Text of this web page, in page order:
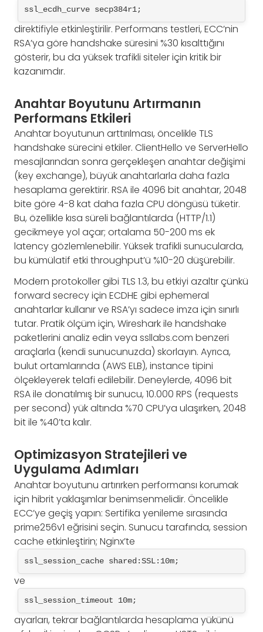
ssl_ecdh_curve secp384r1;
direktifiyle etkinleştirilir. Performans testleri, ECC’nin
RSA’ya göre handshake süresini %30 kısalttığını
gösterir, bu da yüksek trafikli siteler için kritik bir
kazanımdır.
Anahtar Boyutunu Artırmanın
Performans Etkileri
Anahtar boyutunun arttırılması, öncelikle TLS
handshake sürecini etkiler. ClientHello ve ServerHello
mesajlarından sonra gerçekleşen anahtar değişimi
(key exchange), büyük anahtarlarla daha fazla
hesaplama gerektirir. RSA ile 4096 bit anahtar, 2048
bite göre 4-8 kat daha fazla CPU döngüsü tüketir.
Bu, özellikle kısa süreli bağlantılarda (HTTP/1.1)
gecikmeye yol açar; ortalama 50-200 ms ek
latency gözlemlenebilir. Yüksek trafikli sunucularda,
bu kümülatif etki throughput’ü %10-20 düşürebilir.
Modern protokoller gibi TLS 1.3, bu etkiyi azaltır çünkü
forward secrecy için ECDHE gibi ephemeral
anahtarlar kullanır ve RSA’yı sadece imza için sınırlı
tutar. Pratik ölçüm için, Wireshark ile handshake
paketlerini analiz edin veya ssllabs.com benzeri
araçlarla (kendi sunucunuzda) skorlayın. Ayrıca,
bulut ortamlarında (AWS ELB), instance tipini
ölçekleyerek telafi edilebilir. Deneylerde, 4096 bit
RSA ile donatılmış bir sunucu, 10.000 RPS (requests
per second) yük altında %70 CPU’ya ulaşırken, 2048
bit ile %40’ta kalır.
Optimizasyon Stratejileri ve
Uygulama Adımları
Anahtar boyutunu artırırken performansı korumak
için hibrit yaklaşımlar benimsenmelidir. Öncelikle
ECC’ye geçiş yapın: Sertifika yenileme sırasında
prime256v1 eğrisini seçin. Sunucu tarafında, session
cache etkinleştirin; Nginx’te
ssl_session_cache shared:SSL:10m;
ve
ssl_session_timeout 10m;
ayarları, tekrar bağlantılarda hesaplama yükünü